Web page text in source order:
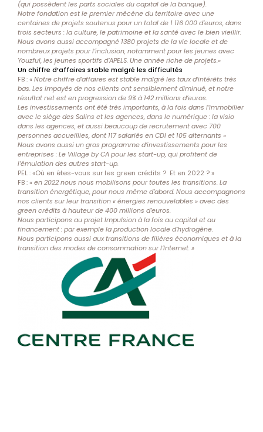
(qui possèdent les parts sociales du capital de la banque).
Notre fondation est le premier mécène du territoire avec une
centaines de projets soutenus pour un total de 1 116 000 d’euros, dans
trois secteurs : la culture, le patrimoine et la santé avec le bien vieillir.
Nous avons aussi accompagné 1380 projets de la vie locale et de
nombreux projets pour l’inclusion, notamment pour les jeunes avec
Youzful, les jeunes sportifs d’APELS. Une année riche de projets.»
Un chiffre d’affaires stable malgré les difficultés
FB :« Notre chiffre d’affaires est stable malgré les taux d’intérêts très
bas. Les impayés de nos clients ont sensiblement diminué, et notre
résultat net est en progression de 9% à 142 millions d’euros.
Les investissements ont été très importants, à la fois dans l’immobilier
avec le siège des Salins et les agences, dans le numérique : la visio
dans les agences, et aussi beaucoup de recrutement avec 700
personnes accueillies, dont 117 salariés en CDI et 105 alternants »
Nous avons aussi un gros programme d’investissements pour les
entreprises : Le Village by CA pour les start-up, qui profitent de
l’émulation des autres start-up.
PEL : «Où en êtes-vous sur les green crédits ? Et en 2022 ? »
FB :« en 2022 nous nous mobilisons pour toutes les transitions. La
transition énergétique, pour nous même d’abord. Nous accompagnons
nos clients sur leur transition « énergies renouvelables » avec des
green crédits à hauteur de 400 millions d’euros.
Nous participons au projet Impulsion à la fois au capital et au
financement : par exemple la production locale d’hydrogène.
Nous participons aussi aux transitions de filières économiques et à la
transition des modes de consommation sur l’Internet. »